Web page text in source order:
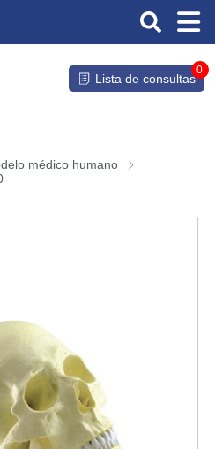
Lista de consultas
0
médico humano